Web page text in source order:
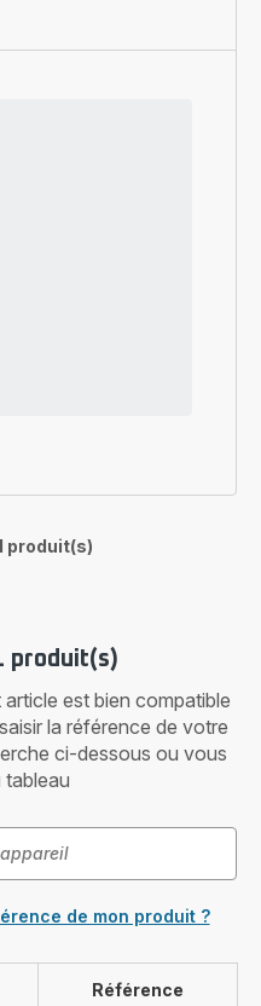
produit(s)
produit(s)
est bien compatible
la référence de votre
ci-dessous ou vous
de mon produit ?
Référence